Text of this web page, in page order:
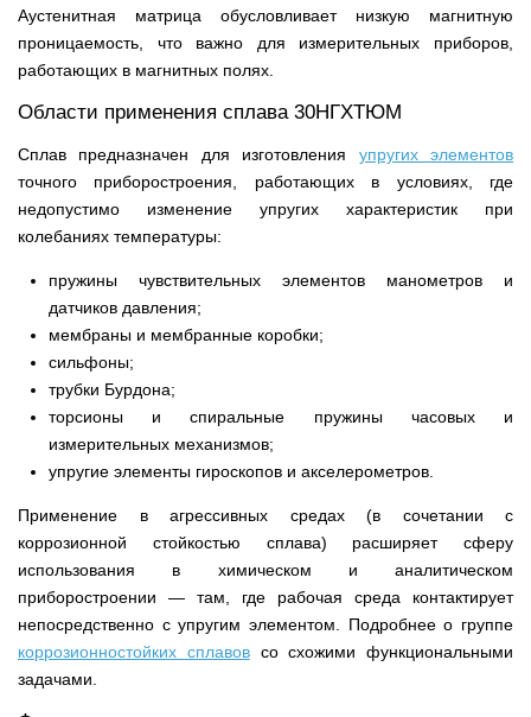
Аустенитная матрица обусловливает низкую магнитную
проницаемость, что важно для измерительных приборов,
работающих в магнитных полях.
Области применения сплава 30НГХТЮМ
Сплав предназначен для изготовления упругих элементов
точного приборостроения, работающих в условиях, где
недопустимо изменение упругих характеристик при
колебаниях температуры:
пружины чувствительных элементов манометров и
датчиков давления;
мембраны и мембранные коробки;
сильфоны;
трубки Бурдона;
торсионы и спиральные пружины часовых и
измерительных механизмов;
упругие элементы гироскопов и акселерометров.
Применение в агрессивных средах (в сочетании с
коррозионной стойкостью сплава) расширяет сферу
использования в химическом и аналитическом
приборостроении — там, где рабочая среда контактирует
непосредственно с упругим элементом. Подробнее о группе
коррозионностойких сплавовсо схожими функциональными
задачами.